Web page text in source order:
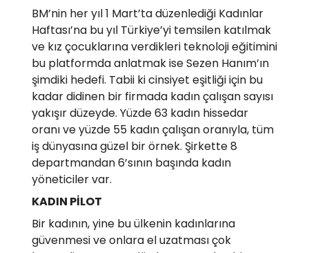
BM’nin her yıl 1 Mart’ta düzenlediği Kadınlar
Haftası’na bu yıl Türkiye’yi temsilen katılmak
ve kız çocuklarına verdikleri teknoloji eğitimini
bu platformda anlatmak ise Sezen Hanım’ın
şimdiki hedefi. Tabii ki cinsiyet eşitliği için bu
kadar didinen bir firmada kadın çalışan sayısı
yakışır düzeyde. Yüzde 63 kadın hissedar
oranı ve yüzde 55 kadın çalışan oranıyla, tüm
iş dünyasına güzel bir örnek. Şirkette 8
departmandan 6’sının başında kadın
yöneticiler var.
KADIN PİLOT
Bir kadının, yine bu ülkenin kadınlarına
güvenmesi ve onlara el uzatması çok